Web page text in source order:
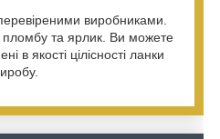
виробниками.
та ярлик. Ви можете
в якості цілісності ланки